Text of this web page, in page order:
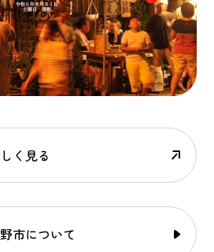
く見る
市について